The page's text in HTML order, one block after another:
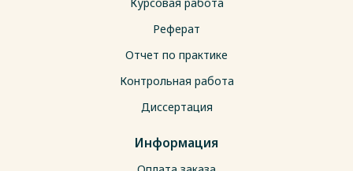
Реферат
Отчет по практике
Контрольная работа
Диссертация
Информация